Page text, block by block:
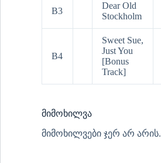
B3
Dear Old
Stockholm
B4
Sweet Sue,
Just You
[Bonus
Track]
მიმოხილვა
მიმოხილვები ჯერ არ არის.